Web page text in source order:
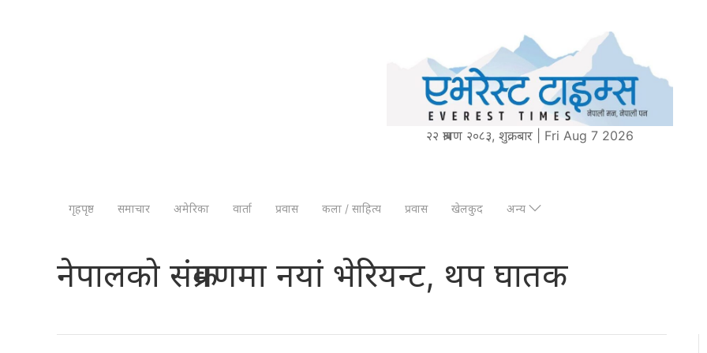
२२ श्रावण २०८३, शुक्रबार | Fri Aug 7 2026
गृहपृष्ठ समाचार अमेरिका वार्ता प्रवास कला / साहित्य प्रवास खेलकुद अन्य
नेपालको संक्रमणमा नयां भेरियन्ट, थप घातक